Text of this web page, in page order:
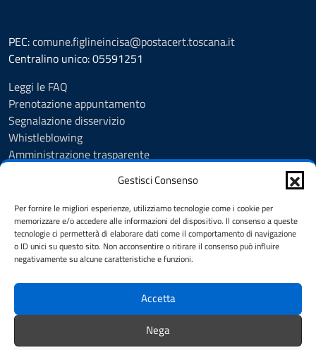
Gestisci Consenso
Per fornire le migliori esperienze, utilizziamo tecnologie come i cookie per
memorizzare e/o accedere alle informazioni del dispositivo. Il consenso a queste
tecnologie ci permetterà di elaborare dati come il comportamento di navigazione
o ID unici su questo sito. Non acconsentire o ritirare il consenso può influire
negativamente su alcune caratteristiche e funzioni.
Accetta
Nega
PEC:comune.figlineincisa@postacert.toscana.it
Centralino unico: 05591251
Leggi le FAQ
Prenotazione appuntamento
Segnalazione disservizio
Whistleblowing
Amministrazione trasparente
Albo Pretorio
Cookie Policy
Informativa privacy
Dichiarazione di accessibilità
SEGUICI SU
Facebook Instagram YouTube